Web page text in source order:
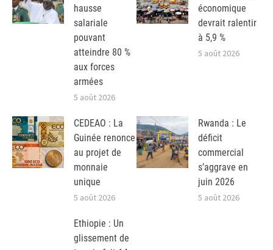
hausse
salariale
pouvant
atteindre 80 %
aux forces
armées
5 août 2026
économique
devrait ralentir
à 5,9 %
5 août 2026
CEDEAO : La
Guinée renonce
au projet de
monnaie
unique
5 août 2026
Rwanda : Le
déficit
commercial
s’aggrave en
juin 2026
5 août 2026
Ethiopie : Un
glissement de